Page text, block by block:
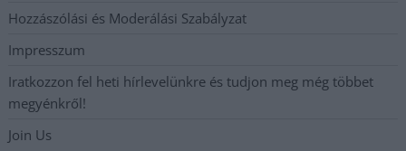
Hozzászólási és Moderálási Szabályzat
Impresszum
Iratkozzon fel heti hírlevelünkre és tudjon meg még többet
megyénkről!
Join Us